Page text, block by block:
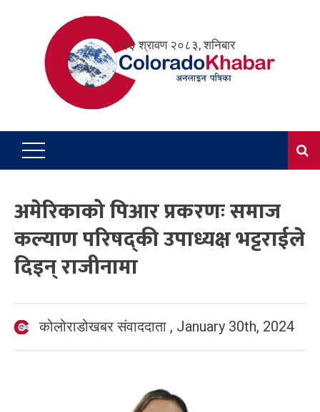
२३ श्रावण २०८३, शनिबार
अमेरिकाको पिआर प्रकरणः समाज
कल्याण परिषद्की उपाध्यक्ष भट्टराईले
दिइन् राजीनामा
कोलोराडोखबर संवाददाता , January 30th, 2024